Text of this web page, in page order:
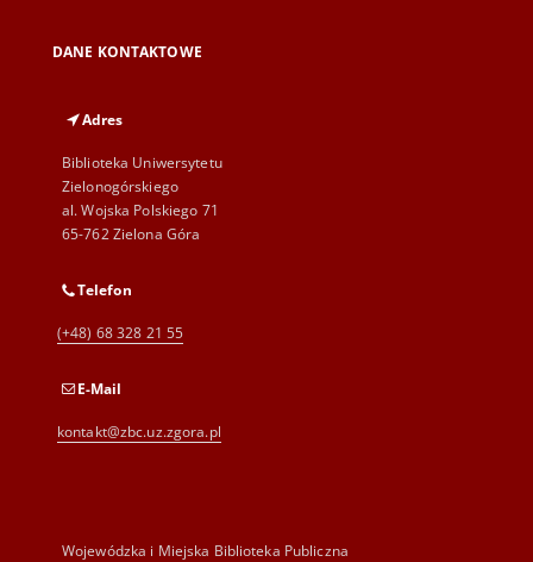
DANE KONTAKTOWE
Adres
Biblioteka Uniwersytetu
Zielonogórskiego
al. Wojska Polskiego 71
65-762 Zielona Góra
Telefon
(+48) 68 328 21 55
E-Mail
kontakt@zbc.uz.zgora.pl
Wojewódzka i Miejska Biblioteka Publiczna